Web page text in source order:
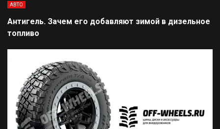
АВТО
Антигель. Зачем его добавляют зимой в дизельное
топливо